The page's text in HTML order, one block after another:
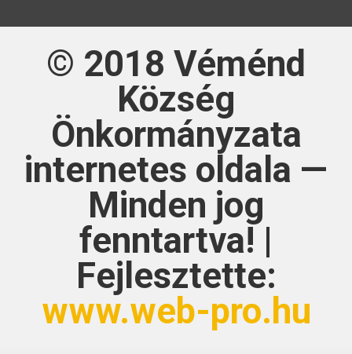
© 2018 Véménd
Község
Önkormányzata
internetes oldala —
Minden jog
fenntartva! |
Fejlesztette:
www.web-pro.hu